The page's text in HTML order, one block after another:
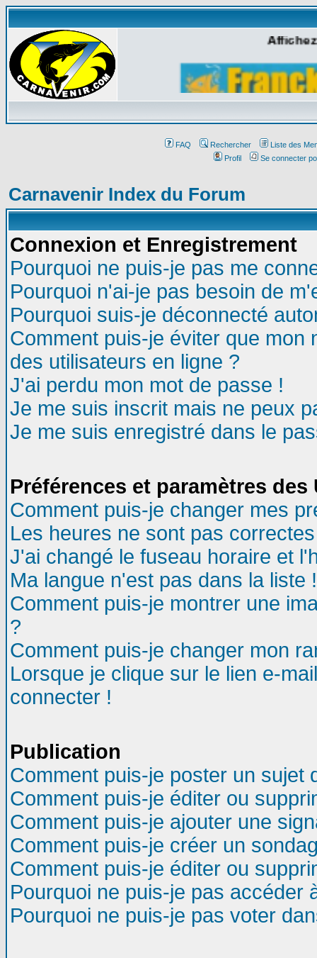
FAQ Rechercher
Liste des
Profil
Se connecter
Carnavenir Index du Forum
Connexion et Enregistrement
Pourquoi ne puis-je pas me
Pourquoi n'ai-je pas besoin de
Pourquoi suis-je déconnecté
Comment puis-je éviter que mon
des utilisateurs en ligne ?
J'ai perdu mon mot de passe !
Je me suis inscrit mais ne peux
Je me suis enregistré dans le
Préférences et paramètres
Comment puis-je changer mes
Les heures ne sont pas
J'ai changé le fuseau horaire et
Ma langue n'est pas dans la liste !
Comment puis-je montrer une
?
Comment puis-je changer mon
Lorsque je clique sur le lien e-
connecter !
Publication
Comment puis-je poster un sujet
Comment puis-je éditer ou
Comment puis-je ajouter une
Comment puis-je créer un
Comment puis-je éditer ou
Pourquoi ne puis-je pas accéder
Pourquoi ne puis-je pas voter